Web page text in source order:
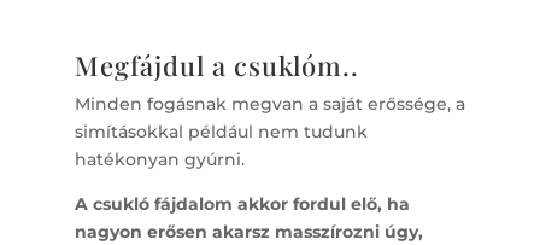
Megfájdul a csuklóm..
Minden fogásnak megvan a saját erőssége, a
simításokkal például nem tudunk
hatékonyan gyúrni.
A csukló fájdalom akkor fordul elő, ha
nagyon erősen akarsz masszírozni úgy,